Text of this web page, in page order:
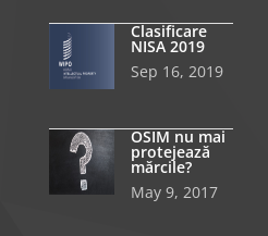
Clasificare
NISA 2019
Sep 16, 2019
OSIM nu mai
protejează
mărcile?
May 9, 2017